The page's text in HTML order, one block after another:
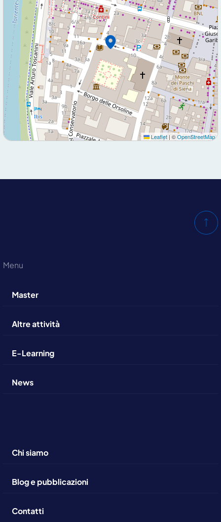
Leaflet | ©OpenStreetMap
Menu
Master
Altre attività
E-Learning
News
Chi siamo
Blog e pubblicazioni
Contatti